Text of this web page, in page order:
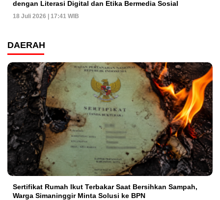
dengan Literasi Digital dan Etika Bermedia Sosial
18 Juli 2026 | 17:41 WIB
DAERAH
Sertifikat Rumah Ikut Terbakar Saat Bersihkan Sampah,
Warga Simaninggir Minta Solusi ke BPN